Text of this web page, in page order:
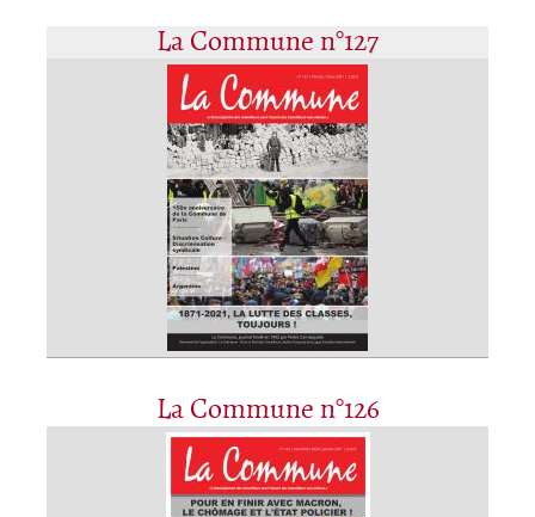
La Commune n°127
La Commune n°126